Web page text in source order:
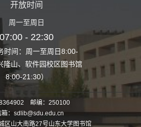
开放时间
周一至周日
07:00 - 22:30
时间：周一至周日8:00-
隆山、软件园校区图书馆
8:00-21:30）
人工服务时间
22:00（兴隆山
邮编：250100
箱：sdlib@sdu.edu.cn
区山大南路27号山东大学图书馆